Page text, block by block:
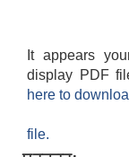
It appears
display PDF
here to
file.